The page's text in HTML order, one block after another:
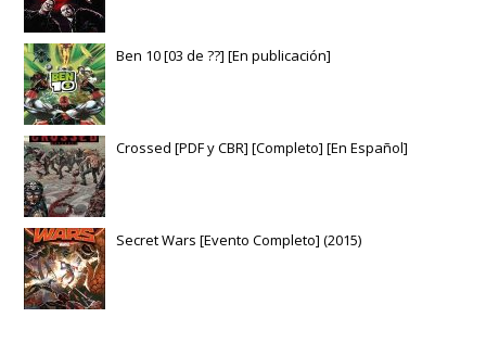
Ben 10 [03 de ??] [En publicación]
Crossed [PDF y CBR] [Completo] [En Español]
Secret Wars [Evento Completo] (2015)